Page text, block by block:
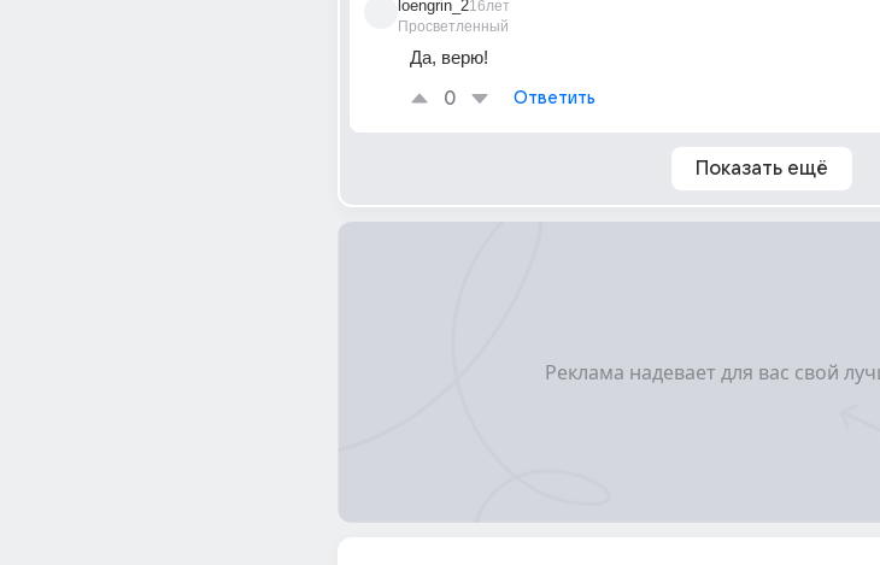
loengrin_2
Просветленный
16лет
Да, верю!
0 Ответить
Показать ещё